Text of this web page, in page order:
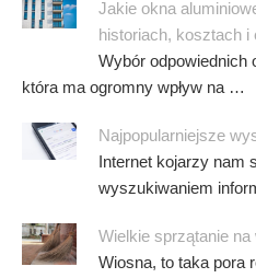
Jakie okna
historiach, kosztach i
Wybór odpowiednich
która ma ogromny wpływ na …
Najpopularniejsze
Internet kojarzy nam
wyszukiwaniem
Wielkie sprzątanie na
Wiosna, to taka pora